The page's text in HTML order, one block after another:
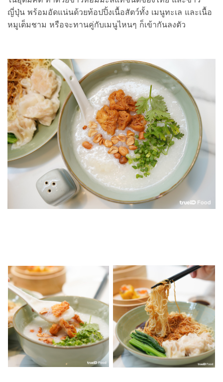
ญี่ปุ่น พร้อมอัดแน่นด้วยท้อปปิ้งเนื้อสัตว์ทั้ง เมนูทะเล และเนื้อ
หมูเต็มชาม หรือจะทานคู่กับเมนูไหนๆ ก็เข้ากันลงตัว